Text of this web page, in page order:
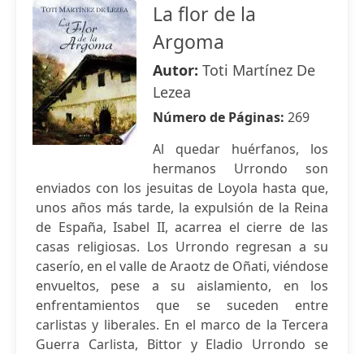
La flor de la
Argoma
Autor: Toti Martínez De
Lezea
Número de Páginas: 269
Al quedar huérfanos, los
hermanos Urrondo son
enviados con los jesuitas de Loyola hasta que,
unos años más tarde, la expulsión de la Reina
de España, Isabel II, acarrea el cierre de las
casas religiosas. Los Urrondo regresan a su
caserío, en el valle de Araotz de Oñati, viéndose
envueltos, pese a su aislamiento, en los
enfrentamientos que se suceden entre
carlistas y liberales. En el marco de la Tercera
Guerra Carlista, Bittor y Eladio Urrondo se